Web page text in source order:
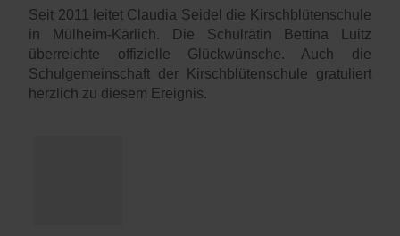
Seit 2011 leitet Claudia Seidel die Kirschblütenschule
in Mülheim-Kärlich. Die Schulrätin Bettina Luitz
überreichte offizielle Glückwünsche. Auch die
Schulgemeinschaft der Kirschblütenschule gratuliert
herzlich zu diesem Ereignis.